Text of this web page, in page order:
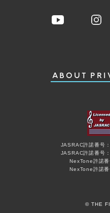
ABOUT
JASRAC許諾番号
JASRAC許諾番号
NexTone許諾
NexTone許諾
© THE